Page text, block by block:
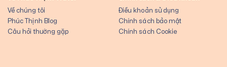
Về chúng tôi
Phúc Thịnh Blog
Câu hỏi thường gặp
Điều khoản sử dụng
Chính sách bảo mật
Chính sách Cookie